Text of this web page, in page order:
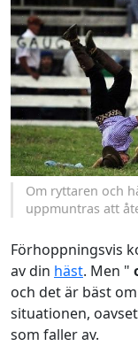
Om ryttaren och
uppmuntras att
Förhoppningsvis
av din häst. Men "
och det är bäst
situationen,
som faller av.